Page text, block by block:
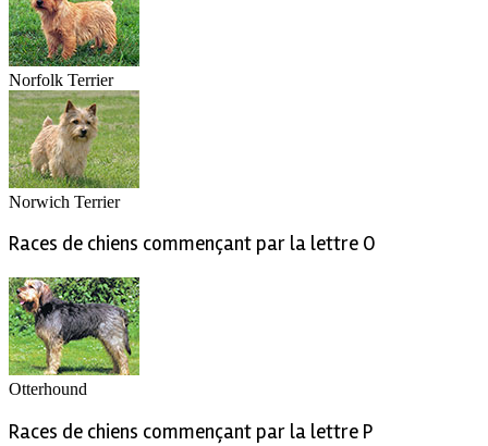
Norfolk Terrier
Norwich Terrier
Races de chiens commençant par la lettre O
Otterhound
Races de chiens commençant par la lettre P